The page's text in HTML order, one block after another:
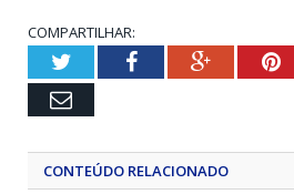
COMPARTILHAR:
TwitterFacebookGoogle+
Email
CONTEÚDO RELACIONADO